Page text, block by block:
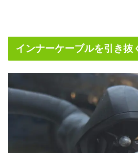
インナーケーブルを引き抜